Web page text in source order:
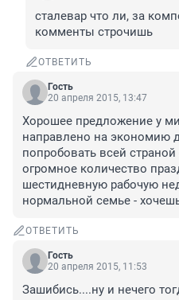
сталевар что ли, за
комменты строчишь
ОТВЕТИТЬ
Гость
20 апреля 2015, 13:47
Хорошее предложение у
направлено на экономию
попробовать всей
огромное количество
шестидневную рабочую
нормальной семье -
ОТВЕТИТЬ
Гость
20 апреля 2015, 11:53
Зашибись....ну и нечего